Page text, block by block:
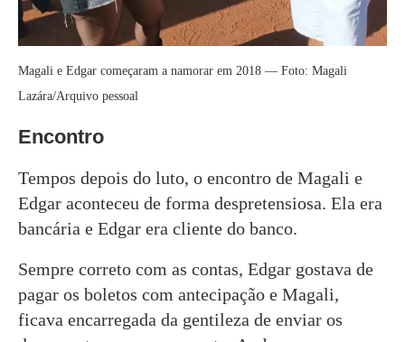
Magali e Edgar começaram a namorar em 2018 — Foto: Magali
Lazára/Arquivo pessoal
Encontro
Tempos depois do luto, o encontro de Magali e
Edgar aconteceu de forma despretensiosa. Ela era
bancária e Edgar era cliente do banco.
Sempre correto com as contas, Edgar gostava de
pagar os boletos com antecipação e Magali,
ficava encarregada da gentileza de enviar os